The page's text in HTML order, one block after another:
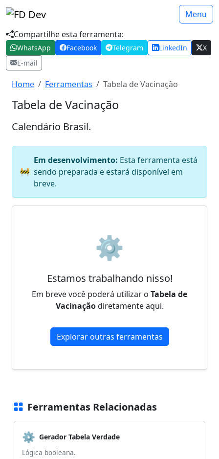
Menu
Compartilhe esta ferramenta:
WhatsApp Facebook Telegram LinkedIn
X
E-mail
Home Ferramentas Tabela de Vacinação
Tabela de Vacinação
Calendário Brasil.
🚧
Em desenvolvimento: Esta ferramenta está
sendo preparada e estará disponível em
breve.
⚙️
Estamos trabalhando nisso!
Em breve você poderá utilizar o Tabela de
Vacinaçãodiretamente aqui.
Explorar outras ferramentas
Ferramentas Relacionadas
⚙️ Gerador Tabela Verdade
Lógica booleana.